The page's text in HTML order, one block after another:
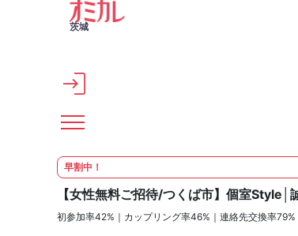
メインコンテンツへスキップ
茨城
早割中！
【女性無料ご招待/つくば市】個室
初参加率42%｜カップリング率46%｜連絡先交換率79%